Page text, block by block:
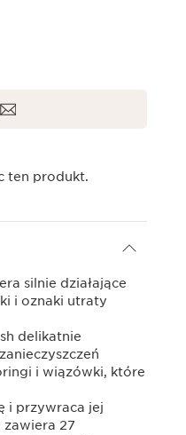
ten produkt.
silnie działające
i oznaki utraty
delikatnie
i wiązówki, które
i przywraca jej
27